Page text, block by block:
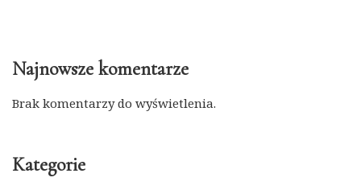
Najnowsze komentarze
Brak komentarzy do wyświetlenia.
Kategorie